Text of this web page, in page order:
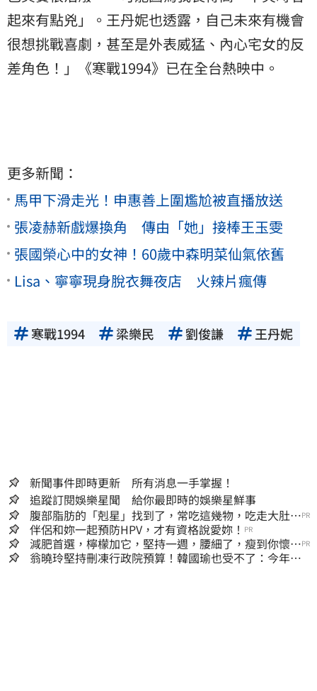
起來有點兇」。王丹妮也透露，自己未來有機會
很想挑戰喜劇，甚至是外表威猛、內心宅女的反
差角色！」《寒戰1994》已在全台熱映中。
更多新聞：
馬甲下滑走光！申惠善上圍尷尬被直播放送
張凌赫新戲爆換角 傳由「她」接棒王玉雯
張國榮心中的女神！60歲中森明菜仙氣依舊
Lisa、寧寧現身脫衣舞夜店 火辣片瘋傳
寒戰1994 梁樂民 劉俊謙 王丹妮
新聞事件即時更新 所有消息一手掌握！
追蹤訂閱娛樂星聞 給你最即時的娛樂星鮮事
腹部脂肪的「剋星」找到了，常吃這幾物，吃走大肚
囊，瘦出小蠻腰
PR
伴侶和妳一起預防HPV，才有資格說愛妳！ PR
減肥首選，檸檬加它，堅持一週，腰細了，瘦到你懷疑
人生
PR
翁曉玲堅持刪凍行政院預算！韓國瑜也受不了：今年剩4